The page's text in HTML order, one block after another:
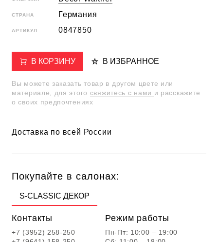
СТРАНА Германия
АРТИКУЛ 0847850
В КОРЗИНУ В ИЗБРАННОЕ
Вы можете заказать товар в другом цвете или
материале, для этого свяжитесь с нами и расскажите
о своих предпочтениях
Доставка по всей России
Покупайте в салонах:
S-CLASSIC ДЕКОР
Контакты
+7 (3952) 258-250
Режим работы
Пн-Пт: 10:00 – 19:00